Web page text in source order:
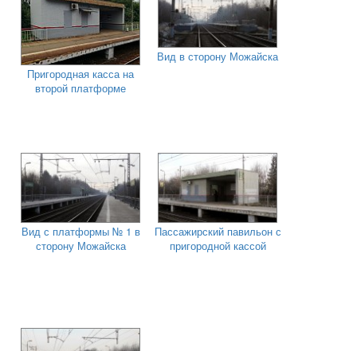
Пригородная касса на
второй платформе
Вид в сторону Можайска
Вид с платформы № 1 в
сторону Можайска
Пассажирский павильон с
пригородной кассой